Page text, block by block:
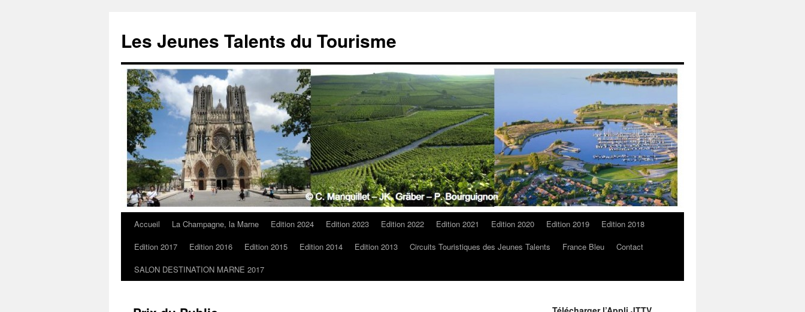
Les Jeunes Talents du Tourisme
Accueil La Champagne, la Marne Edition 2024 Edition 2023 Edition 2022 Edition 2021 Edition 2020 Edition 2019
Edition 2018
Edition 2017
Edition 2016 Edition 2015 Edition 2014 Edition 2013 Circuits Touristiques des Jeunes Talents France Bleu
Contact
SALON DESTINATION MARNE 2017